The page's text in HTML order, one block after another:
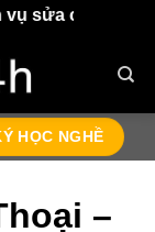
điện thoại,
HỌC NGHỀ
–